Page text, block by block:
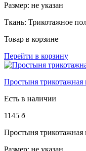
Размер: не указан
Ткань: Трикотажное
Товар в корзине
Перейти в корзину
Простыня
Есть в наличии
1145 б
Простыня
Размер: не указан